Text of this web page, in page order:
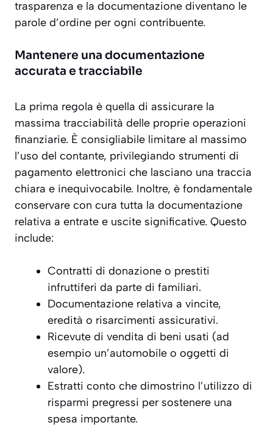
trasparenza e la documentazione diventano le
parole d’ordine per ogni contribuente.
Mantenere una documentazione
accurata e tracciabile
La prima regola è quella di assicurare la
massima tracciabilità delle proprie operazioni
finanziarie. È consigliabile limitare al massimo
l’uso del contante, privilegiando strumenti di
pagamento elettronici che lasciano una traccia
chiara e inequivocabile. Inoltre, è fondamentale
conservare con cura tutta la documentazione
relativa a entrate e uscite significative. Questo
include:
Contratti di donazione o prestiti
infruttiferi da parte di familiari.
Documentazione relativa a vincite,
eredità o risarcimenti assicurativi.
Ricevute di vendita di beni usati (ad
esempio un’automobile o oggetti di
valore).
Estratti conto che dimostrino l’utilizzo di
risparmi pregressi per sostenere una
spesa importante.